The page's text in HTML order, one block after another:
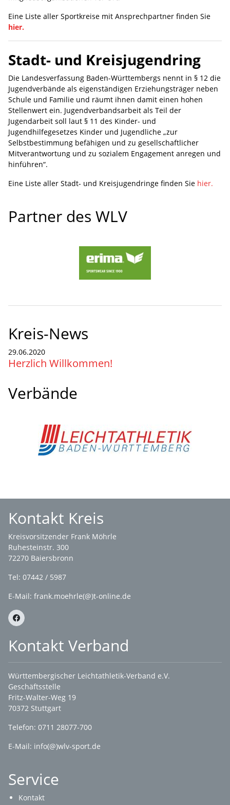
Eine Liste aller Sportkreise mit Ansprechpartner finden Sie
hier.
Stadt- und Kreisjugendring
Die Landesverfassung Baden-Württembergs nennt in § 12 die
Jugendverbände als eigenständigen Erziehungsträger neben
Schule und Familie und räumt ihnen damit einen hohen
Stellenwert ein. Jugendverbandsarbeit als Teil der
Jugendarbeit soll laut § 11 des Kinder- und
Jugendhilfegesetzes Kinder und Jugendliche „zur
Selbstbestimmung befähigen und zu gesellschaftlicher
Mitverantwortung und zu sozialem Engagement anregen und
hinführen“.
Eine Liste aller Stadt- und Kreisjugendringe finden Sie hier.
Partner des WLV
Kreis-News
29.06.2020
Herzlich Willkommen!
Verbände
Kontakt Kreis
Kreisvorsitzender Frank Möhrle
Ruhesteinstr. 300
72270 Baiersbronn
Tel: 07442 / 5987
E-Mail: frank.moehrle(@)t-online.de
Kontakt Verband
Württembergischer Leichtathletik-Verband e.V.
Geschäftsstelle
Fritz-Walter-Weg 19
70372 Stuttgart
Telefon: 0711 28077-700
E-Mail: info(@)wlv-sport.de
Service
Kontakt